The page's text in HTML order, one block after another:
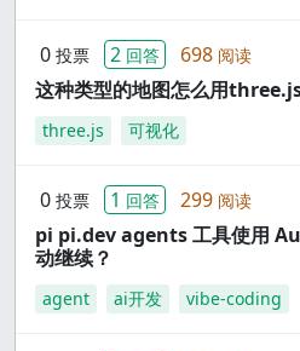
0 投票 2 回答 698 阅读
这种类型的地图怎么用
three.js 可视化
0 投票 1 回答 299 阅读
pi pi.dev agents 工具使用
动继续？
agent ai开发 vibe-coding